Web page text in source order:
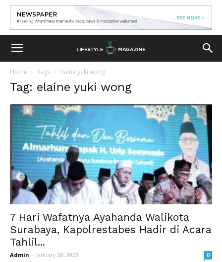
Home Tags Elaine yuki wong
Tag: elaine yuki wong
7 Hari Wafatnya Ayahanda Walikota
Surabaya, Kapolrestabes Hadir di Acara
Tahlil...
Admin - January 28, 2023 0